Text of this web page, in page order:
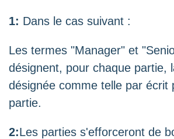
1: Dans le cas suivant :
Les termes "Manager" et
désignent, pour chaque partie,
désignée comme telle par écrit
partie.
2:Les parties s'efforceront de